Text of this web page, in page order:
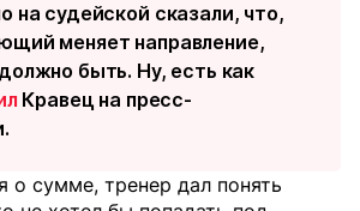
на судейской сказали, что,
меняет направление,
быть. Ну, есть как
Кравец на пресс-
о сумме, тренер дал понять